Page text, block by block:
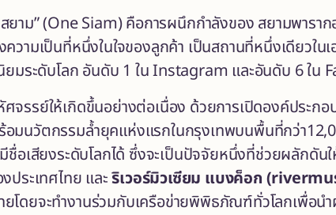
าม” (One Siam) คือการผนึกกำลังของ สยามพาราก
ามเป็นที่หนึ่งในใจของลูกค้า เป็นสถานที่หนึ่งเดียวใน
มระดับโลก อันดับ 1 ใน Instagram และอันดับ 6 ใน
รรย์ให้เกิดขึ้นอย่างต่อเนื่อง ด้วยการเปิดองค์ประก
มนวัตกรรมล้ำยุคแห่งแรกในกรุงเทพบนพื้นที่กว่า
อเสียงระดับโลกได้ ซึ่งจะเป็นปัจจัยหนึ่งที่ช่วยผลักดัน
ประเทศไทย และริเวอร์มิวเซียม แบงค็อก
โดยจะทำงานร่วมกับเครือข่ายพิพิธภัณฑ์ทั่วโลกเพื่อน